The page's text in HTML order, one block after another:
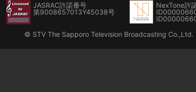
JASRAC許諾番号
第9008657013Y45038号
NexTone許
© STV The Sapporo Television Broadcasting Co.,Ltd.